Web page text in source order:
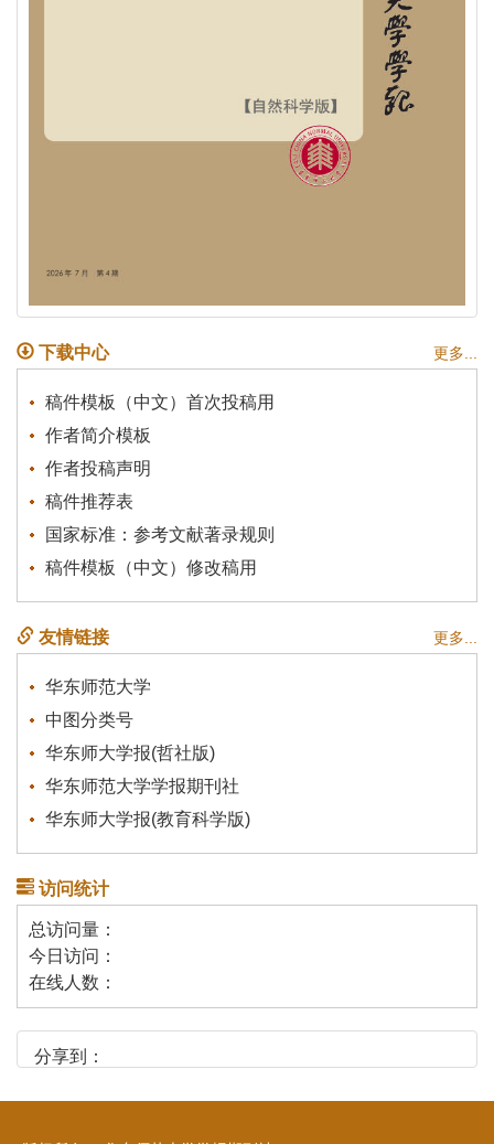
下载中心 更多...
稿件模板（中文）首次投稿用
作者简介模板
作者投稿声明
稿件推荐表
国家标准：参考文献著录规则
稿件模板（中文）修改稿用
友情链接 更多...
华东师范大学
中图分类号
华东师大学报(哲社版)
华东师范大学学报期刊社
华东师大学报(教育科学版)
访问统计
总访问量：
今日访问：
在线人数：
分享到：